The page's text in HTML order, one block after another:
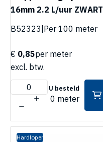
16mm 2.2 L/uur ZWART
B52323|Per 100 meter
€ 0,85per meter
excl. btw.
U besteld
0 meter
Hardloper